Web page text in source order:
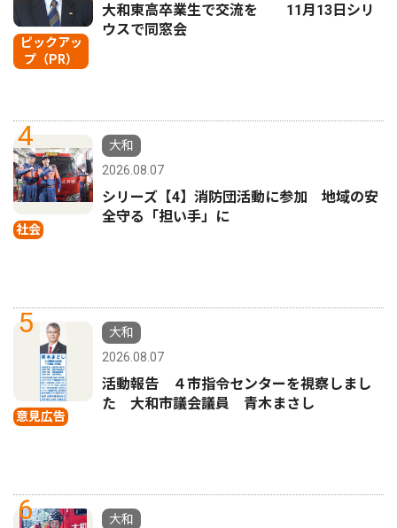
ピックアッ
プ（PR）
大和東高卒業生で交流を 11月13日シリ
ウスで同窓会
4
社会
大和
2026.08.07
シリーズ【4】消防団活動に参加 地域の安
全守る「担い手」に
5
意見広告
大和
2026.08.07
活動報告 ４市指令センターを視察しまし
た 大和市議会議員 青木まさし
6
大和